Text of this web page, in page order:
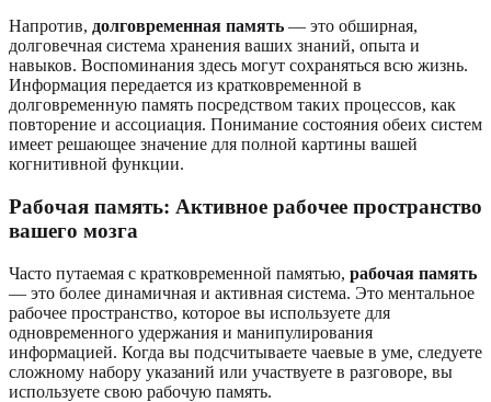
Напротив, долговременная память — это обширная,
долговечная система хранения ваших знаний, опыта и
навыков. Воспоминания здесь могут сохраняться всю жизнь.
Информация передается из кратковременной в
долговременную память посредством таких процессов, как
повторение и ассоциация. Понимание состояния обеих систем
имеет решающее значение для полной картины вашей
когнитивной функции.
Рабочая память: Активное рабочее пространство
вашего мозга
Часто путаемая с кратковременной памятью, рабочая память
— это более динамичная и активная система. Это ментальное
рабочее пространство, которое вы используете для
одновременного удержания и манипулирования
информацией. Когда вы подсчитываете чаевые в уме, следуете
сложному набору указаний или участвуете в разговоре, вы
используете свою рабочую память.